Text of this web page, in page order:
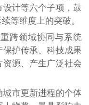
计等六个子项，鼓
等维度上的突破。
跨领域协同与系统
护传承、科技成果
源、产生广泛社会
市更新进程的个体